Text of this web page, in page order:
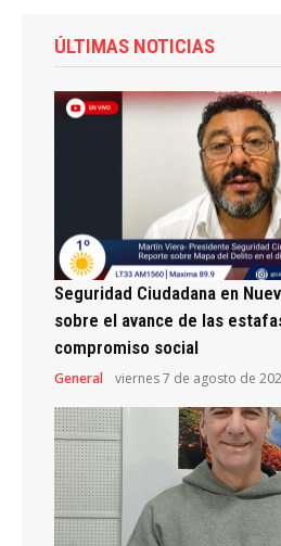
ÚLTIMAS NOTICIAS
Seguridad Ciudadana en
sobre el avance de las
compromiso social
General viernes 7 de agosto de